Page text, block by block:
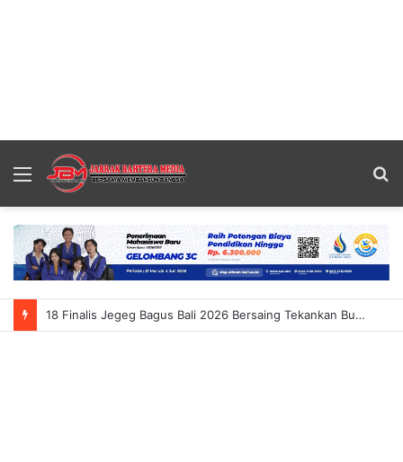
Menu
18 Finalis Jegeg Bagus Bali 2026 Bersaing Tekankan Budaya Dan Pariwisata Berkelanjutan